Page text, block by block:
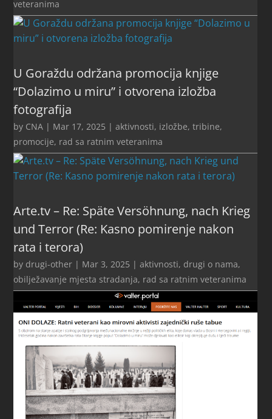
veteranima
U Goraždu održana promocija knjige
“Dolazimo u miru” i otvorena izložba
fotografija
by CNA | Mar 17, 2025 |aktivnosti, izložbe, tribine,
promocije, rad sa ratnim veteranima
Arte.tv – Re: Späte Versöhnung, nach Krieg
und Terror (Re: Kasno pomirenje nakon
rata i terora)
by drugi-other | Mar 3, 2025 |aktivnosti, drugi o nama,
obilježavanje mjesta stradanja, rad sa ratnim veteranima